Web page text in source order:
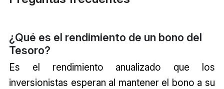
¿Qué es el rendimiento de un bono del
Tesoro?
Es el rendimiento anualizado que los
inversionistas esperan al mantener el bono a su